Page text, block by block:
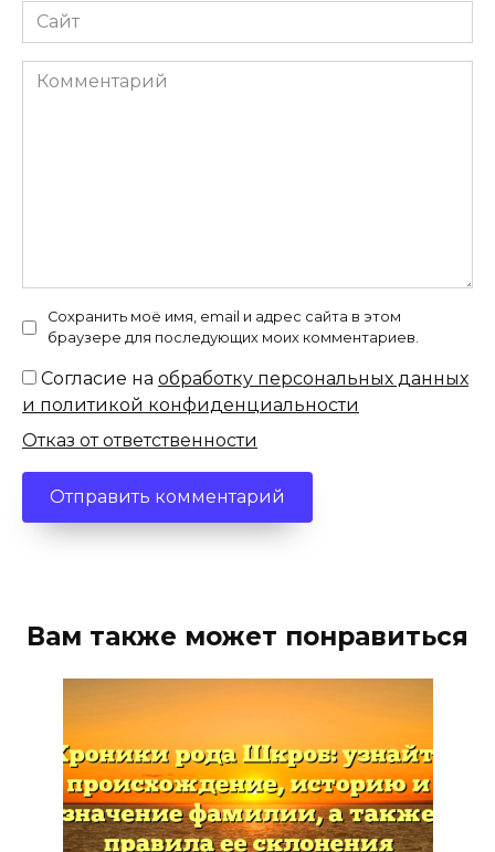
Сайт
Комментарий
Сохранить моё имя, email и адрес сайта в этом
браузере для последующих моих комментариев.
Согласие на обработку персональных данных
и политикой конфиденциальности
Отказ от ответственности
Вам также может понравиться